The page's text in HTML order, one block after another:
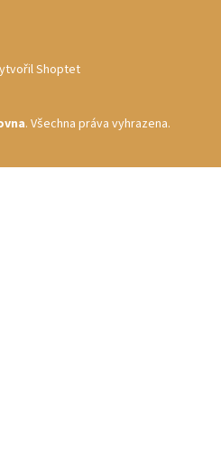
Shoptet
. Všechna práva vyhrazena.